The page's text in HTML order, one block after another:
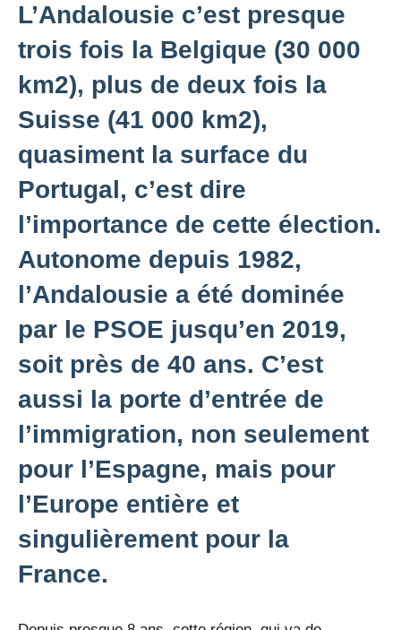
L’Andalousie c’est presque
trois fois la Belgique (30 000
km2), plus de deux fois la
Suisse (41 000 km2),
quasiment la surface du
Portugal, c’est dire
l’importance de cette élection.
Autonome depuis 1982,
l’Andalousie a été dominée
par le PSOE jusqu’en 2019,
soit près de 40 ans. C’est
aussi la porte d’entrée de
l’immigration, non seulement
pour l’Espagne, mais pour
l’Europe entière et
singulièrement pour la
France.